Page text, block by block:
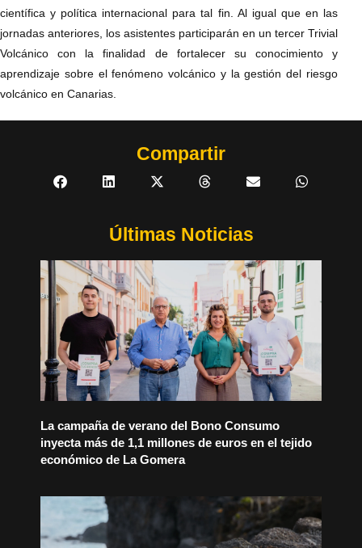
científica y política internacional para tal fin. Al igual que en las
jornadas anteriores, los asistentes participarán en un tercer Trivial
Volcánico con la finalidad de fortalecer su conocimiento y
aprendizaje sobre el fenómeno volcánico y la gestión del riesgo
volcánico en Canarias.
Compartir
Últimas Noticias
La campaña de verano del Bono Consumo
inyecta más de 1,1 millones de euros en el tejido
económico de La Gomera